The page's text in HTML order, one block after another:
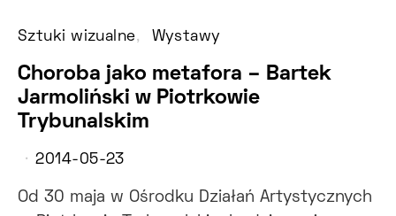
Sztuki wizualne Wystawy
Choroba jako metafora – Bartek
Jarmoliński w Piotrkowie
Trybunalskim
2014-05-23
Od 30 maja w Ośrodku Działań Artystycznych